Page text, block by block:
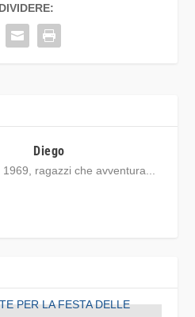
Diego
ragazzi che avventura...